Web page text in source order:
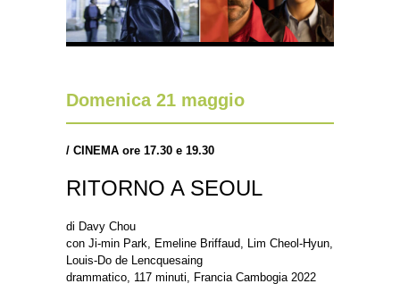
Domenica 21 maggio
/ CINEMA ore 17.30 e 19.30
RITORNO A SEOUL
di Davy Chou
con Ji-min Park, Emeline Briffaud, Lim Cheol-Hyun,
Louis-Do de Lencquesaing
drammatico, 117 minuti, Francia Cambogia 2022